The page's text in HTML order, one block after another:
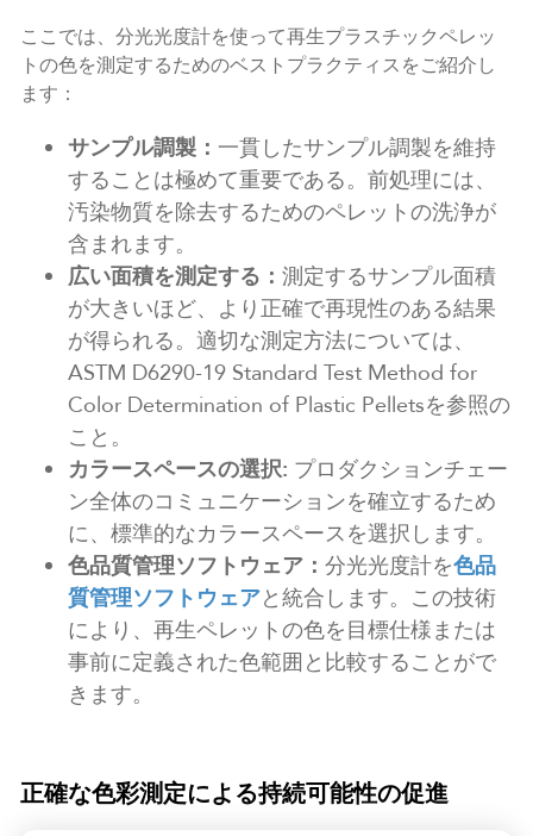
ここでは、分光光度計を使って再生プラスチックペレッ
トの色を測定するためのベストプラクティスをご紹介し
ます：
サンプル調製： 一貫したサンプル調製を維持
することは極めて重要である。前処理には、
汚染物質を除去するためのペレットの洗浄が
含まれます。
広い面積を測定する： 測定するサンプル面積
が大きいほど、より正確で再現性のある結果
が得られる。適切な測定方法については、
ASTM D6290-19 Standard Test Method for
Color Determination of Plastic Pelletsを参照の
こと。
カラースペースの選択: プロダクションチェー
ン全体のコミュニケーションを確立するため
に、標準的なカラースペースを選択します。
色品質管理ソフトウェア： 分光光度計を色品
質管理ソフトウェアと統合します。この技術
により、再生ペレットの色を目標仕様または
事前に定義された色範囲と比較することがで
きます。
正確な色彩測定による持続可能性の促進